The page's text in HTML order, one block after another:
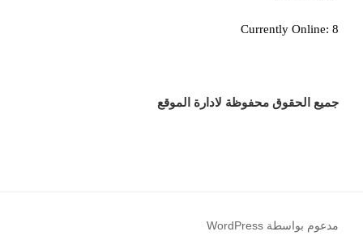
Currently Online: 8
جميع الحقوق محفوظة لادارة الموقع
مدعوم بواسطة WordPress